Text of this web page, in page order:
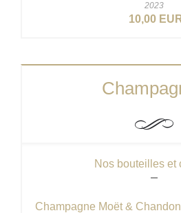
2023
10,00
Nos bouteilles et
Champagne Moët &